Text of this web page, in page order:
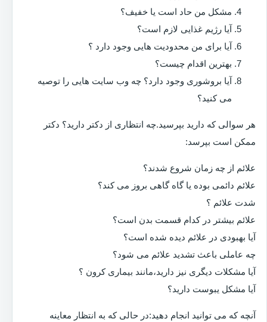
مشکل من حاد است یا خفیف؟
آیا رژیم غذایی لازم است؟
آیا برای من محدودیت هایی وجود دارد ؟
بهترین اقدام چیست؟
آیا بروشوری وجود دارد؟ چه وب سایت هایی را توصیه
می کنید؟
هر سوالی که دارید بپرسید.چه انتظاری از دکتر دارید؟ دکتر
ممکن است بپرسد:
علائم از چه زمان شروع شدند؟
علائم دائمی بوده یا گاه گاهی بروز می کند؟
شدت علائم ؟
علائم بیشتر در کدام قسمت بدن است؟
آیا بهبودی در علائم دیده شده است؟
چه عاملی باعث تشدید علائم می شود؟
آیا مشکلات دیگری نیز دارید،مانند بیماری کرون ؟
آیا مشکل یبوست دارید؟
آنچه که می توانید انجام دهید:در حالی که به انتظار معاینه